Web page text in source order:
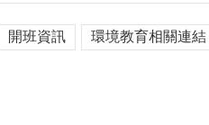
開班資訊 環境教育相關連結